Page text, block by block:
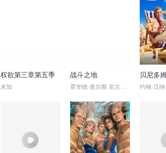
权欲第三章第五季
未知
战斗之地
霍华德·查尔斯 尼古拉斯·平诺克
贝尼多